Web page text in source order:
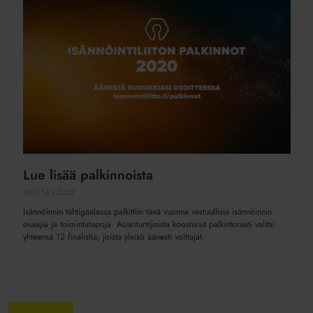
Lue lisää palkinnoista
Isännöinnin tähtigaalassa palkittiin tänä vuonna vastuullisia isännöinnin
osaajia ja toimintatapoja. Asiantuntijoista koostunut palkintoraati valitsi
yhteensä 12 finalistia, joista yleisö äänesti voittajat.